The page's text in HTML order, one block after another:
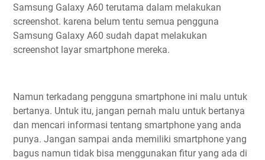
Samsung Galaxy A60 terutama dalam melakukan
screenshot. karena belum tentu semua pengguna
Samsung Galaxy A60 sudah dapat melakukan
screenshot layar smartphone mereka.
Namun terkadang pengguna smartphone ini malu untuk
bertanya. Untuk itu, jangan pernah malu untuk bertanya
dan mencari informasi tentang smartphone yang anda
punya. Jangan sampai anda memiliki smartphone yang
bagus namun tidak bisa menggunakan fitur yang ada di